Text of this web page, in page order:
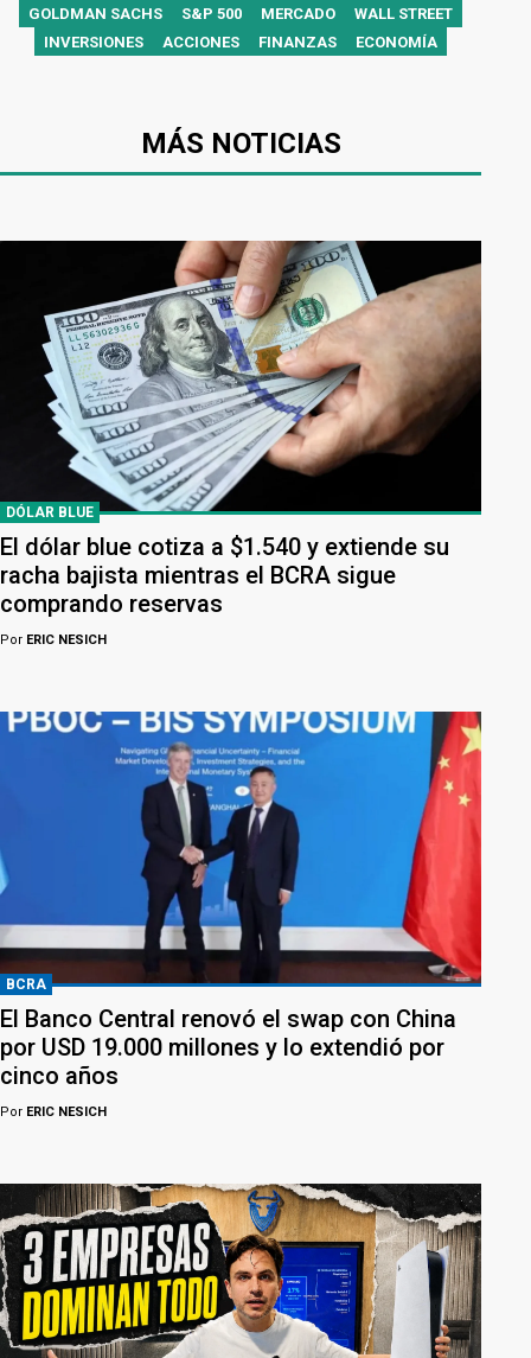
GOLDMAN SACHS S&P 500 MERCADO
WALL STREET
INVERSIONES
ACCIONES FINANZAS ECONOMÍA
MÁS NOTICIAS
DÓLAR BLUE
El dólar blue cotiza a $1.540 y extiende su
racha bajista mientras el BCRA sigue
comprando reservas
Por ERIC NESICH
BCRA
El Banco Central renovó el swap con China
por USD 19.000 millones y lo extendió por
cinco años
Por ERIC NESICH